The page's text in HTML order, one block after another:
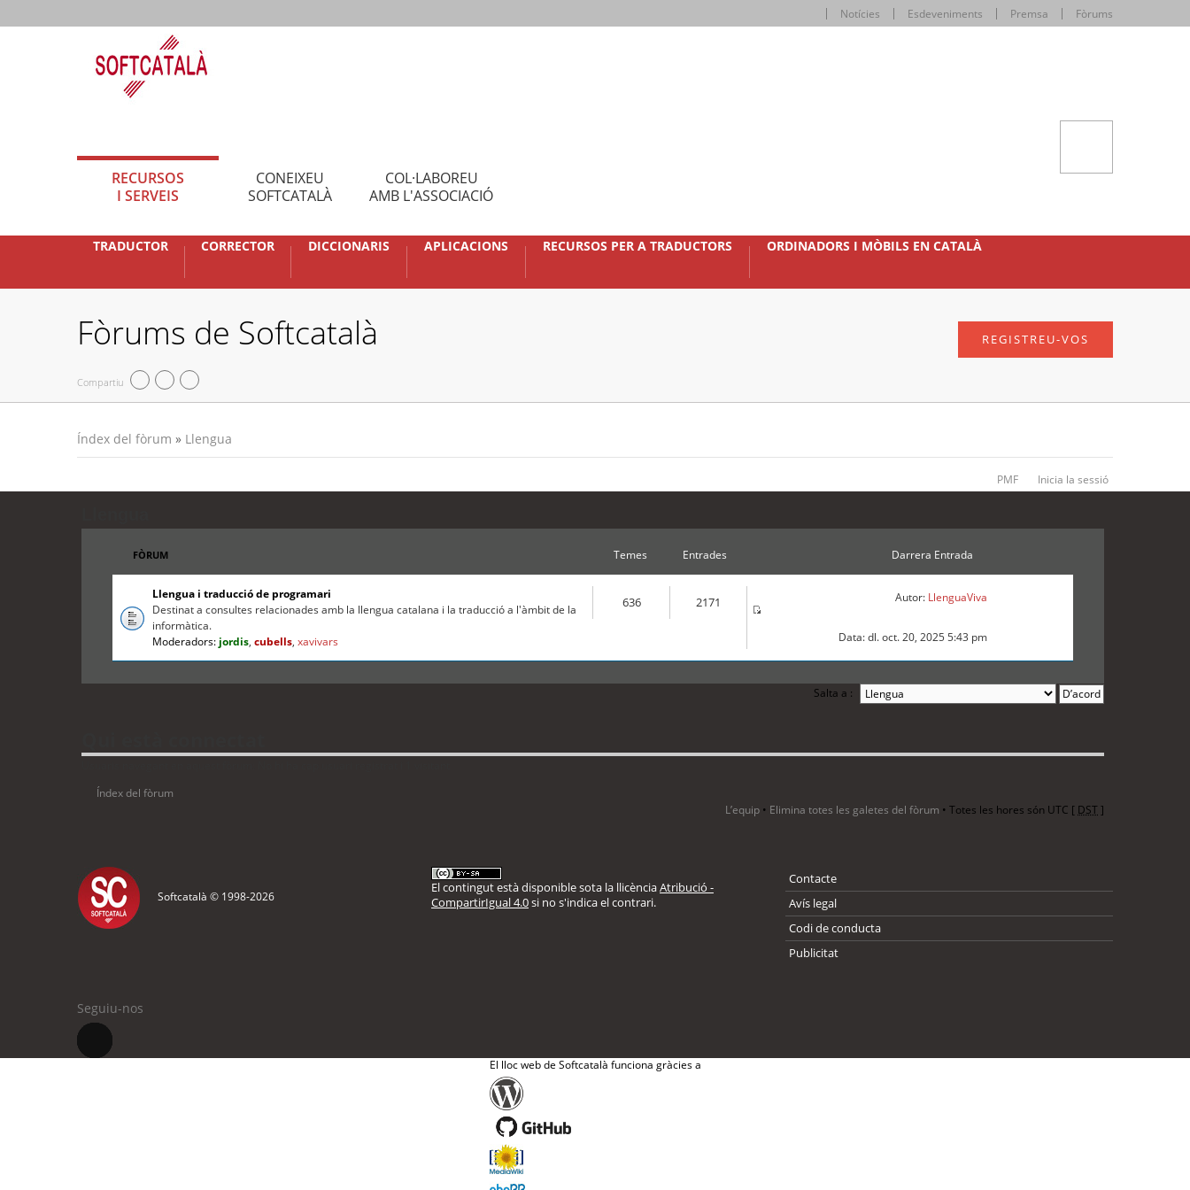
Notícies Esdeveniments Premsa Fòrums
RECURSOS
I SERVEIS
CONEIXEU
SOFTCATALÀ
COL·LABOREU
AMB L'ASSOCIACIÓ
TRADUCTOR CORRECTOR DICCIONARIS APLICACIONS RECURSOS PER A TRADUCTORS ORDINADORS I MÒBILS EN CATALÀ
Fòrums de Softcatalà
Compartiu
REGISTREU-VOS
Índex del fòrum » Llengua
PMF Inicia la sessió
FÒRUM Temes Entrades Darrera Entrada
Llengua i traducció de programari
Destinat a consultes relacionades amb la llengua catalana i la traducció a l'àmbit de la
informàtica.
Moderadors: jordis, cubells, xavivars
636 2171 Autor: LlenguaViva
Data: dl. oct. 20, 2025 5:43 pm
Salta a :
Índex del fòrum
L’equip • Elimina totes les galetes del fòrum • Totes les hores són UTC [ DST]
Softcatalà © 1998-2026
El contingut està disponible sota la llicènciaAtribució -
CompartirIgual 4.0si no s'indica el contrari.
Contacte
Avís legal
Codi de conducta
Publicitat
Seguiu-nos
El lloc web de Softcatalà funciona gràcies a